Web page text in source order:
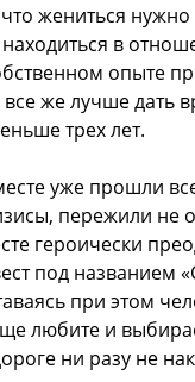
жениться
в
опыте
же лучше дать
трех лет.
уже прошли
пережили не
героически
под названием
при этом
любите и
ни разу не